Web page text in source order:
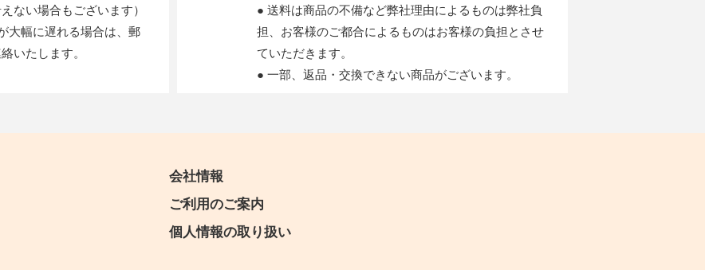
ない場合もございます）
大幅に遅れる場合は、郵
いたします。
● 送料は商品の不備など弊社理由によるものは弊社負
担、お客様のご都合によるものはお客様の負担とさせ
ていただきます。
● 一部、返品・交換できない商品がございます。
会社情報
ご利用のご案内
個人情報の取り扱い